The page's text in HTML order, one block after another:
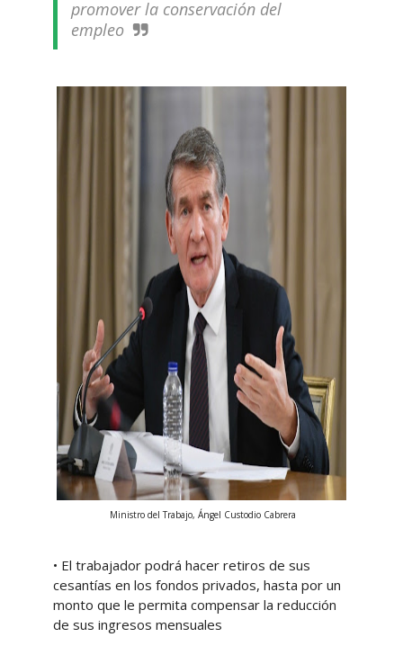
promover la conservación del
empleo
Ministro del Trabajo, Ángel Custodio Cabrera
• El trabajador podrá hacer retiros de sus
cesantías en los fondos privados, hasta por un
monto que le permita compensar la reducción
de sus ingresos mensuales